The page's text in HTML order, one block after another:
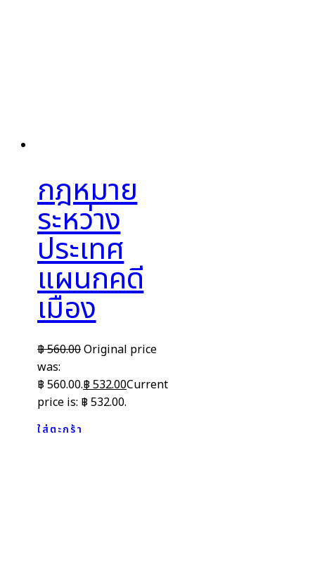
กฎหมาย
ระหว่าง
ประเทศ
แผนกคดี
เมือง
฿560.00Original price
was:
฿ 560.00.฿532.00Current
price is: ฿ 532.00.
ใส่ตะกร้า